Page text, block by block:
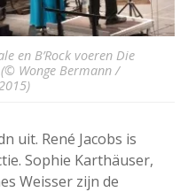
en B’Rock voeren Die
Wonge Bermann /
uit. René Jacobs is
Sophie Karthäuser,
Weisser zijn de